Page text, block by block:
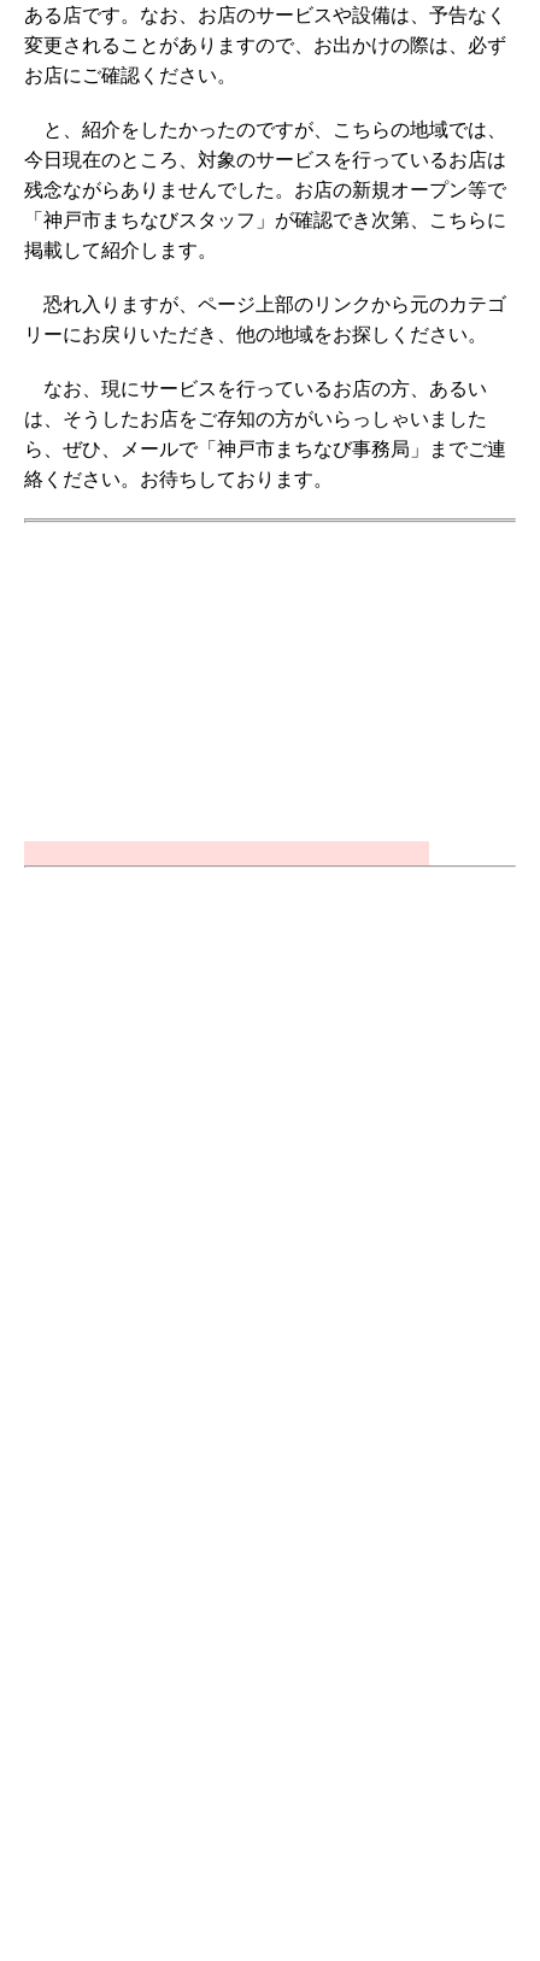
ある店です。なお、お店のサービスや設備は、予告なく
変更されることがありますので、お出かけの際は、必ず
お店にご確認ください。
と、紹介をしたかったのですが、こちらの地域では、
今日現在のところ、対象のサービスを行っているお店は
残念ながらありませんでした。お店の新規オープン等で
「神戸市まちなびスタッフ」が確認でき次第、こちらに
掲載して紹介します。
恐れ入りますが、ページ上部のリンクから元のカテゴ
リーにお戻りいただき、他の地域をお探しください。
なお、現にサービスを行っているお店の方、あるい
は、そうしたお店をご存知の方がいらっしゃいました
ら、ぜひ、メールで「神戸市まちなび事務局」までご連
絡ください。お待ちしております。